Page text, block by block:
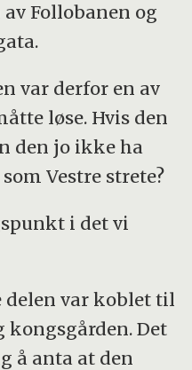
Follobanen og
var derfor en av
løse. Hvis den
den jo ikke ha
Vestre strete?
i det vi
delen var koblet til
Det
å anta at den